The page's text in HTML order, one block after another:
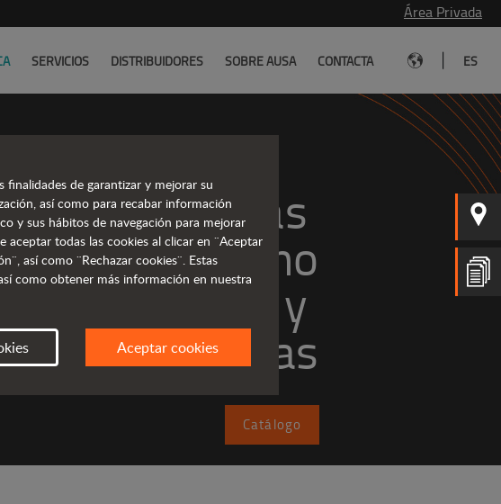
Área Privada
SERVICIOS DISTRIBUIDORES SOBRE AUSA CONTACTA ES
Carretillas
todoterreno
robustas y
avanzadas
Catálogo
finalidades de garantizar y mejorar su
así como para recabar información
y sus hábitos de navegación para mejorar
aceptar todas las cookies al clicar en ¨Aceptar
así como ¨Rechazar cookies¨. Estas
como obtener más información en nuestra
Aceptar cookies